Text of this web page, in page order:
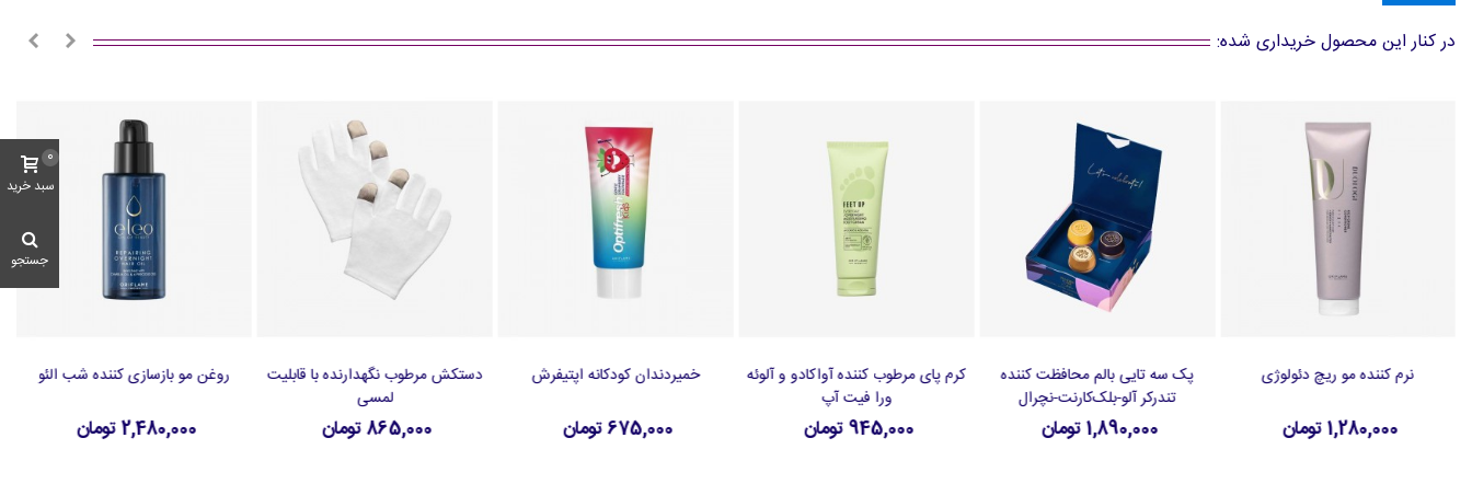
در کنار این محصول خریداری شده:
افزودن به سبد خرید
نرم کننده مو ریچ دئولوژی
1,280,000 تومان
افزودن به سبد خرید
پک سه تایی بالم محافظت کننده
تندرکر آلو-بلک‌کارنت-نچرال
1,890,000 تومان
افزودن به سبد خرید
کرم پای مرطوب کننده آواکادو و آلوئه
ورا فیت آپ
945,000 تومان
افزودن به سبد خرید
خمیردندان کودکانه اپتیفرش
675,000 تومان
افزودن به سبد خرید
دستکش مرطوب نگهدارنده با قابلیت
لمسی
865,000 تومان
افزودن به سبد خرید
روغن مو بازسازی کننده شب الئو
2,480,000 تومان
سبد خرید
0
جستجو